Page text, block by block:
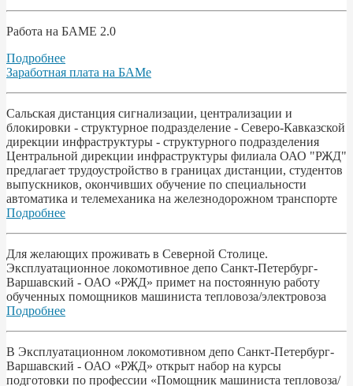
Работа на БАМЕ 2.0
Подробнее
Заработная плата на БАМе
Сальская дистанция сигнализации, централизации и
блокировки - структурное подразделение - Северо-Кавказской
дирекции инфраструктуры - структурного подразделения
Центральной дирекции инфраструктуры филиала ОАО "РЖД"
предлагает трудоустройство в границах дистанции, студентов
выпускников, окончивших обучение по специальности
автоматика и телемеханика на железнодорожном транспорте
Подробнее
Для желающих проживать в Северной Столице.
Эксплуатационное локомотивное депо Санкт-Петербург-
Варшавский - ОАО «РЖД» примет на постоянную работу
обученных помощников машиниста тепловоза/электровоза
Подробнее
В Эксплуатационном локомотивном депо Санкт-Петербург-
Варшавский - ОАО «РЖД» открыт набор на курсы
подготовки по профессии «Помощник машиниста тепловоза/